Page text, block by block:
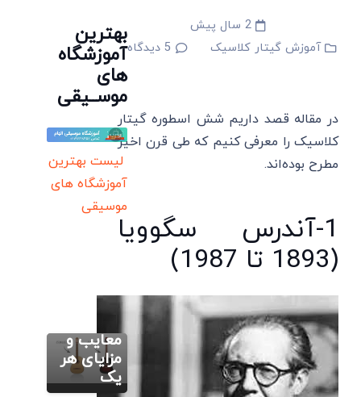
2 سال پیش
آموزش گیتار کلاسیک
5 دیدگاه
در مقاله قصد داریم شش اسطوره گیتار
کلاسیک را معرفی کنیم که طی قرن اخیر
مطرح بوده‌اند.
1-آندرس سگوویا
(1893 تا 1987)
بهترین
آموزشگاه
های
موســیقی
لیست بهترین
آموزشگاه های
موسیقی
کلاسیک و
معایب و
مزایای هر
یک
کلاسیک
گیتار
کلاسیک را
کوک
آموزش گیتار
کلاسیک